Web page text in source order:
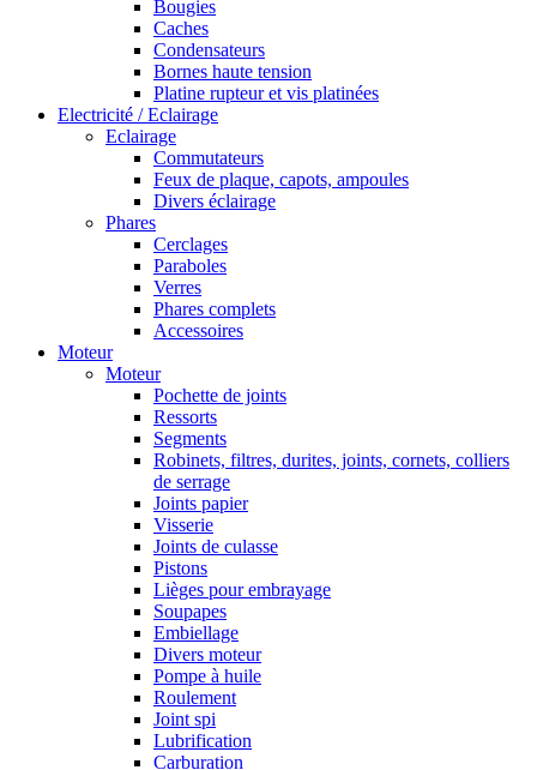
Bougies
Caches
Condensateurs
Bornes haute tension
Platine rupteur et vis platinées
Electricité / Eclairage
Eclairage
Commutateurs
Feux de plaque, capots, ampoules
Divers éclairage
Phares
Cerclages
Paraboles
Verres
Phares complets
Accessoires
Moteur
Moteur
Pochette de joints
Ressorts
Segments
Robinets, filtres, durites, joints, cornets, colliers
de serrage
Joints papier
Visserie
Joints de culasse
Pistons
Lièges pour embrayage
Soupapes
Embiellage
Divers moteur
Pompe à huile
Roulement
Joint spi
Lubrification
Carburation